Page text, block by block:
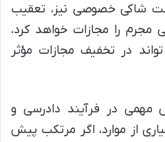
شاکی خصوصی نیز، تعقیب
مجرم را مجازات خواهد کرد،
در تخفیف مجازات مؤثر
در فرآیند دادرسی و
از موارد، اگر مرتکب پیش